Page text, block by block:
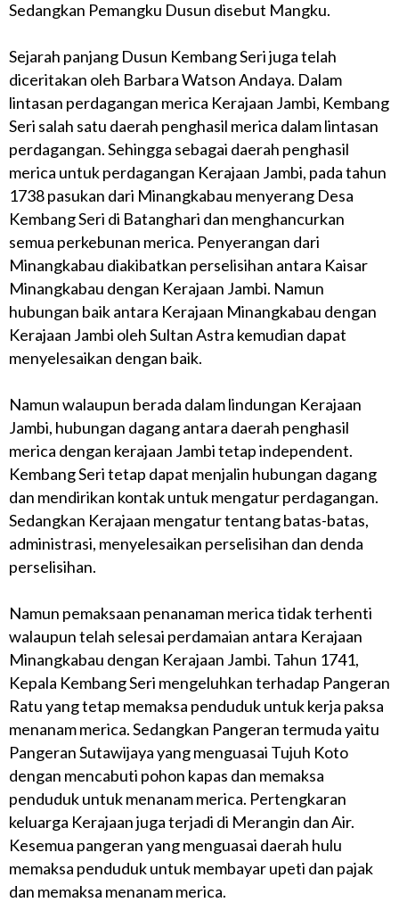
Sedangkan Pemangku Dusun disebut Mangku.
Sejarah panjang Dusun Kembang Seri juga telah
diceritakan oleh Barbara Watson Andaya. Dalam
lintasan perdagangan merica Kerajaan Jambi, Kembang
Seri salah satu daerah penghasil merica dalam lintasan
perdagangan. Sehingga sebagai daerah penghasil
merica untuk perdagangan Kerajaan Jambi, pada tahun
1738 pasukan dari Minangkabau menyerang Desa
Kembang Seri di Batanghari dan menghancurkan
semua perkebunan merica. Penyerangan dari
Minangkabau diakibatkan perselisihan antara Kaisar
Minangkabau dengan Kerajaan Jambi. Namun
hubungan baik antara Kerajaan Minangkabau dengan
Kerajaan Jambi oleh Sultan Astra kemudian dapat
menyelesaikan dengan baik.
Namun walaupun berada dalam lindungan Kerajaan
Jambi, hubungan dagang antara daerah penghasil
merica dengan kerajaan Jambi tetap independent.
Kembang Seri tetap dapat menjalin hubungan dagang
dan mendirikan kontak untuk mengatur perdagangan.
Sedangkan Kerajaan mengatur tentang batas-batas,
administrasi, menyelesaikan perselisihan dan denda
perselisihan.
Namun pemaksaan penanaman merica tidak terhenti
walaupun telah selesai perdamaian antara Kerajaan
Minangkabau dengan Kerajaan Jambi. Tahun 1741,
Kepala Kembang Seri mengeluhkan terhadap Pangeran
Ratu yang tetap memaksa penduduk untuk kerja paksa
menanam merica. Sedangkan Pangeran termuda yaitu
Pangeran Sutawijaya yang menguasai Tujuh Koto
dengan mencabuti pohon kapas dan memaksa
penduduk untuk menanam merica. Pertengkaran
keluarga Kerajaan juga terjadi di Merangin dan Air.
Kesemua pangeran yang menguasai daerah hulu
memaksa penduduk untuk membayar upeti dan pajak
dan memaksa menanam merica.